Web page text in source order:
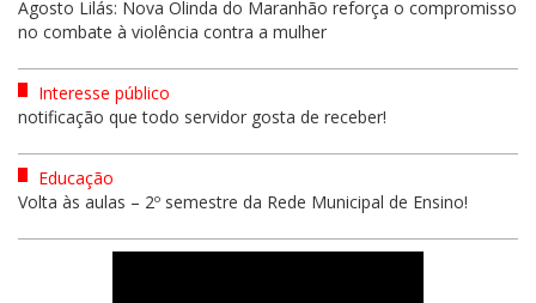
Agosto Lilás: Nova Olinda do Maranhão reforça o compromisso
no combate à violência contra a mulher
Interesse público
notificação que todo servidor gosta de receber!
Educação
Volta às aulas – 2º semestre da Rede Municipal de Ensino!